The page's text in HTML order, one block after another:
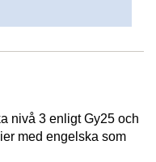
nivå 3 enligt Gy25 och
med engelska som